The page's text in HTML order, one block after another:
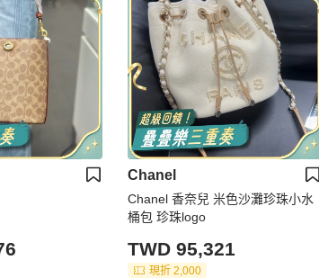
Chanel
Chanel 香奈兒 米色沙灘珍珠小水
桶包 珍珠logo
TWD 95,321
現折 2,000